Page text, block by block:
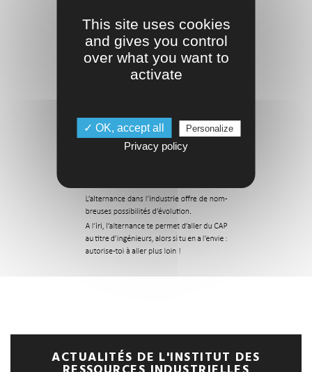
ACTUALITÉS DE L'INSTITUT DES
This site uses cookies
and gives you control
over what you want to
activate
✓ OK, accept all Personalize
Privacy policy